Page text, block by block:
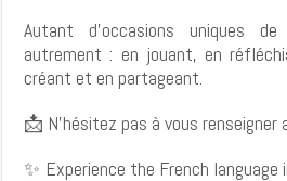
Autant d’occasions uniques
autrement : en jouant, en
créant et en partageant.
📩 N’hésitez pas à vous renseigner
✨ Experience the French